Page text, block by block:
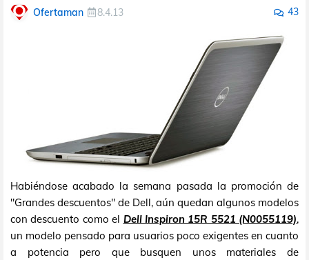
Ofertaman 8.4.13 43
Habiéndose acabado la semana pasada la promoción de
"Grandes descuentos" de Dell, aún quedan algunos modelos
con descuento como el Dell Inspiron 15R 5521 (N0055119),
un modelo pensado para usuarios poco exigentes en cuanto
a potencia pero que busquen unos materiales de